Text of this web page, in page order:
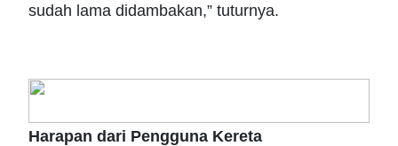
sudah lama didambakan,” tuturnya.
Harapan dari Pengguna Kereta